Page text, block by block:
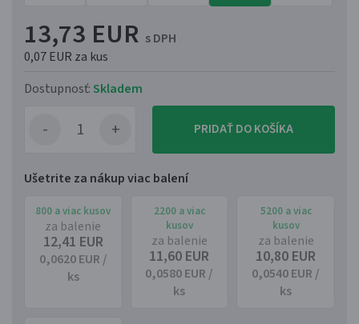
13,73 EUR s DPH
0,07 EUR za kus
Dostupnosť:Skladem
PRIDAŤ DO KOŠÍKA
Ušetrite za nákup viac balení
800 a viac kusov
za balenie
12,41 EUR
0,0620 EUR /
ks
2200 a viac
kusov
za balenie
11,60 EUR
0,0580 EUR /
ks
5200 a viac
kusov
za balenie
10,80 EUR
0,0540 EUR /
ks